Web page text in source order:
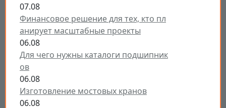
07.08
Финансовое решение для тех, кто пл
анирует масштабные проекты
06.08
Для чего нужны каталоги подшипник
ов
06.08
Изготовление мостовых кранов
06.08